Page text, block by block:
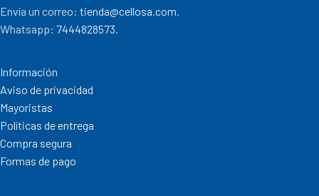
Envía un correo: tienda@cellosa.com.
Whatsapp: 7444828573.
Información
Aviso de privacidad
Mayoristas
Políticas de entrega
Compra segura
Formas de pago